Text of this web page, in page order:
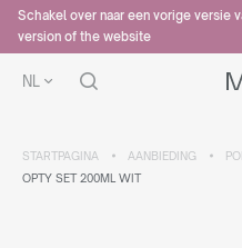
Schakel over naar een vorige versie
version of the website
NL
STARTPAGINA AANBIEDING
OPTY SET 200ML WIT